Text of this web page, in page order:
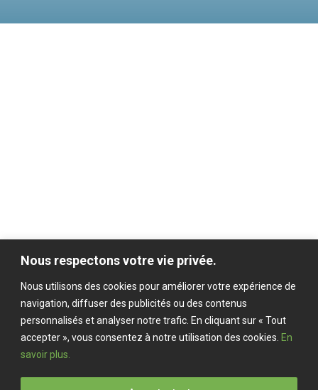
Nous respectons votre vie privée.
Nous utilisons des cookies pour améliorer votre expérience de
navigation, diffuser des publicités ou des contenus
personnalisés et analyser notre trafic. En cliquant sur « Tout
accepter », vous consentez à notre utilisation des cookies. En
savoir plus.
J'accepte que mes données soient
utilisées. En savoir plus
0 1